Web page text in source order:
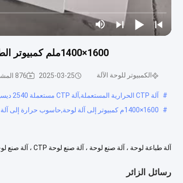
1600×1400ملم كمبيوتر الطباعة ذات الشكل الكبير إلى آلة الطبق التصوير الحراري للضوء
الكمبيوتر للوحة الآلة 2025-03-25 876 المشاهدات
# آلة CTP الحرارية المستعملة,آلة CTP مستعملة 2540 ديسيبل متوحد الخواص,2540DPI حرارية CTP Plate Setter
#
1600×1400م كمبيوتر إلى آلة لوحة,حاسوب حرارة إلى آلة لوحة,آلة طباعة لوحة 1600x1400mm
رسائل الزائر